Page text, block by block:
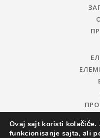
Ovaj sajt koristi kolačiće.
funkcionisanje sajta, ali